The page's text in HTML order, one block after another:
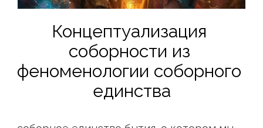
Концептуализация
соборности из
феноменологии соборного
единства